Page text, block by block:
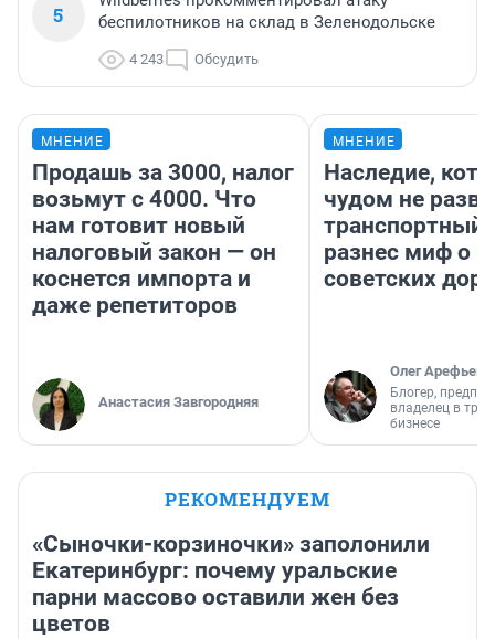
5
беспилотников на склад в Зеленодольске
4 243 Обсудить
МНЕНИЕ
Продашь за 3000, налог
возьмут с 4000. Что
нам готовит новый
налоговый закон — он
коснется импорта и
даже репетиторов
Анастасия Завгородняя
МНЕНИЕ
Наследие,
чудом не
транспортный
разнес миф о
советских
Олег Арефьев
Блогер,
владелец в
бизнесе
РЕКОМЕНДУЕМ
«Сыночки-корзиночки» заполонили
Екатеринбург: почему уральские
парни массово оставили жен без
цветов